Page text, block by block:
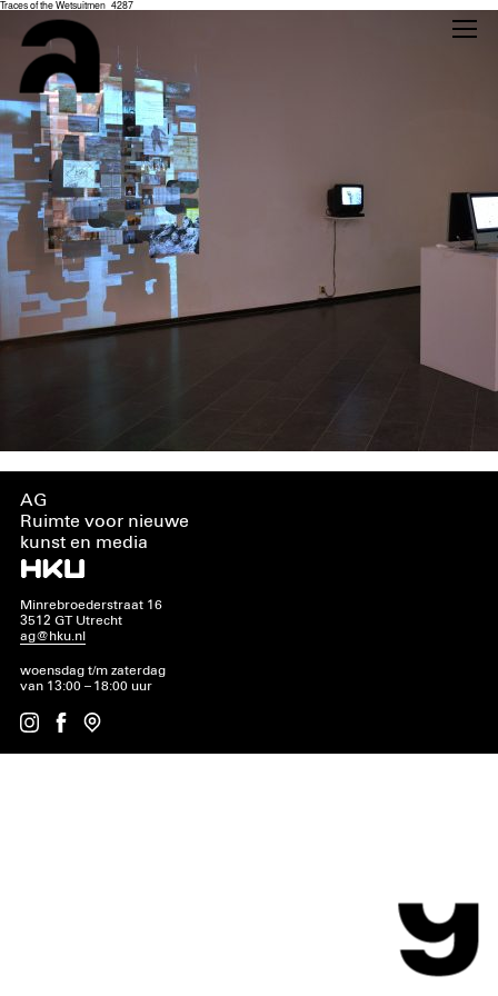
Traces of the Wetsuitmen_4287
AG
Ruimte voor nieuwe
kunst en media
Minrebroederstraat 16
3512 GT Utrecht
ag@hku.nl
woensdag t/m zaterdag
van 13:00 – 18:00 uur